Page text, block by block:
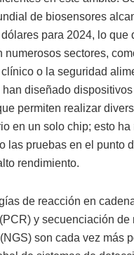
de biosensores
para 2024, lo que
numerosos sectores,
o la seguridad
han diseñado
permiten realizar
en un solo chip; esto
las pruebas en el punto
rendimiento.
de reacción en
y secuenciación de
son cada vez más